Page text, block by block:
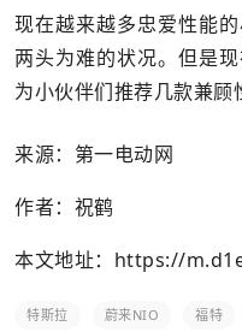
现在越来越多忠爱性能
两头为难的状况。但是
为小伙伴们推荐几款兼顾
来源：第一电动网
作者：祝鹤
本文地址： https://
特斯拉 蔚来NIO 福特